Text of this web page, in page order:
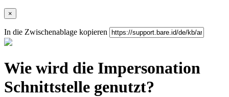
×
In die Zwischenablage kopieren
Wie wird die Impersonation
Schnittstelle genutzt?